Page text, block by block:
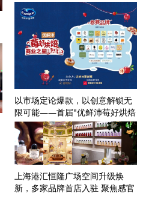
以市场定论爆款，以创意解锁无
限可能——首届"优鲜沛莓好烘焙
商
上海港汇恒隆广场空间升级焕
新，多家品牌首店入驻 聚焦感官